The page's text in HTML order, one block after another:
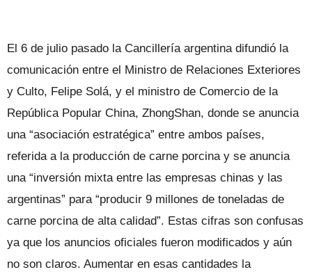
El 6 de julio pasado la Cancillería argentina difundió la
comunicación entre el Ministro de Relaciones Exteriores
y Culto, Felipe Solá, y el ministro de Comercio de la
República Popular China, ZhongShan, donde se anuncia
una “asociación estratégica” entre ambos países,
referida a la producción de carne porcina y se anuncia
una “inversión mixta entre las empresas chinas y las
argentinas” para “producir 9 millones de toneladas de
carne porcina de alta calidad”. Estas cifras son confusas
ya que los anuncios oficiales fueron modificados y aún
no son claros. Aumentar en esas cantidades la